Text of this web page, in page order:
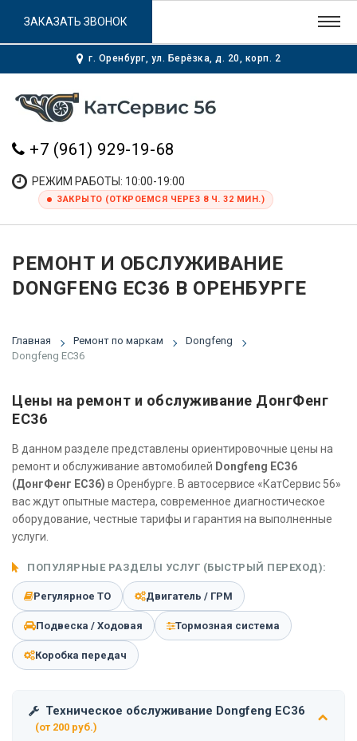
г. Оренбург, ул. Берёзка, д. 20, корп. 2
+7 (961) 929-19-68
РЕЖИМ РАБОТЫ: 10:00-19:00
ЗАКРЫТО (ОТКРОЕМСЯ ЧЕРЕЗ 8 Ч. 32 МИН.)
ЗАКАЗАТЬ ЗВОНОК
РЕМОНТ И ОБСЛУЖИВАНИЕ
DONGFENG EC36 В ОРЕНБУРГЕ
Главная Ремонт по маркам
Dongfeng
Dongfeng EC36
Цены на ремонт и обслуживание ДонгФенг
ЕС36
В данном разделе представлены ориентировочные цены на
ремонт и обслуживание автомобилей Dongfeng EC36
(ДонгФенг ЕС36) в Оренбурге. В автосервисе «КатСервис 56»
вас ждут опытные мастера, современное диагностическое
оборудование, честные тарифы и гарантия на выполненные
услуги.
ПОПУЛЯРНЫЕ РАЗДЕЛЫ УСЛУГ (БЫСТРЫЙ ПЕРЕХОД):
Регулярное ТО Двигатель / ГРМ
Подвеска / Ходовая Тормозная система
Коробка передач
Техническое обслуживание Dongfeng EC36
(от 200 руб.)